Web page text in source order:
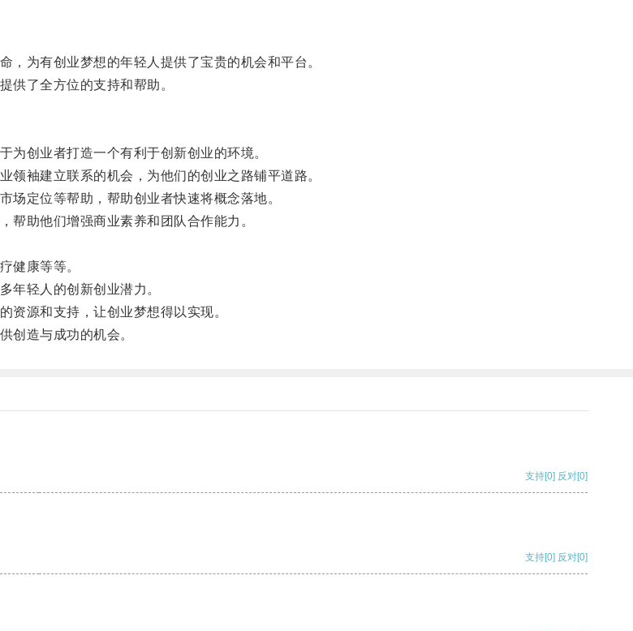
为有创业梦想的年轻人提供了宝贵的机会和平台。
了全方位的支持和帮助。
创业者打造一个有利于创新创业的环境。
袖建立联系的机会，为他们的创业之路铺平道路。
定位等帮助，帮助创业者快速将概念落地。
助他们增强商业素养和团队合作能力。
健康等等。
轻人的创新创业潜力。
源和支持，让创业梦想得以实现。
造与成功的机会。
支持[0] 反对[0]
支持[0] 反对[0]